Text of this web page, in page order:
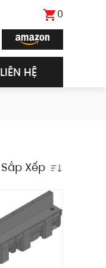
0
LIÊN HỆ
Sắp Xếp